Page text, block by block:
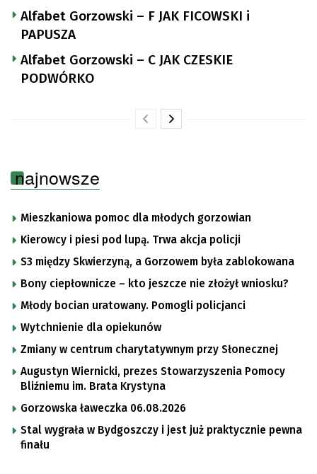
Alfabet Gorzowski – F JAK FICOWSKI i
PAPUSZA
Alfabet Gorzowski – C JAK CZESKIE
PODWÓRKO
najnowsze
Mieszkaniowa pomoc dla młodych gorzowian
Kierowcy i piesi pod lupą. Trwa akcja policji
S3 między Skwierzyną, a Gorzowem była zablokowana
Bony ciepłownicze – kto jeszcze nie złożył wniosku?
Młody bocian uratowany. Pomogli policjanci
Wytchnienie dla opiekunów
Zmiany w centrum charytatywnym przy Słonecznej
Augustyn Wiernicki, prezes Stowarzyszenia Pomocy
Bliźniemu im. Brata Krystyna
Gorzowska ławeczka 06.08.2026
Stal wygrała w Bydgoszczy i jest już praktycznie pewna
finału